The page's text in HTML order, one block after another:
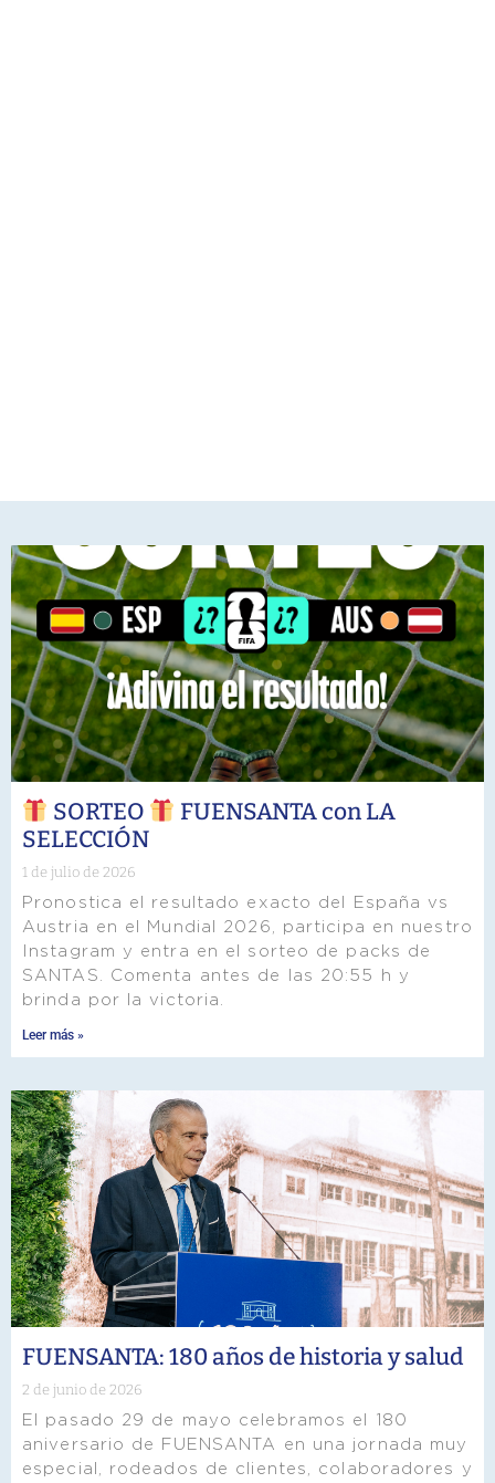
SORTEO
FUENSANTA con LA
SELECCIÓN
1 de julio de 2026
Pronostica el resultado exacto del España vs
Austria en el Mundial 2026, participa en nuestro
Instagram y entra en el sorteo de packs de
SANTAS. Comenta antes de las 20:55 h y
brinda por la victoria.
Leer más »
FUENSANTA: 180 años de historia y salud
2 de junio de 2026
El pasado 29 de mayo celebramos el 180
aniversario de FUENSANTA en una jornada muy
especial, rodeados de clientes, colaboradores y